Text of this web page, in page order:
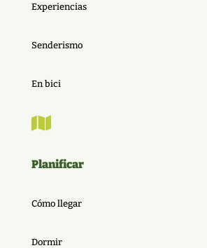
Experiencias
Senderismo
En bici

Planificar
Cómo llegar
Dormir